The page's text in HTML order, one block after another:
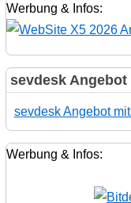
Werbung & Infos:
sevdesk Angebot
sevdesk Angebot
Werbung & Infos: